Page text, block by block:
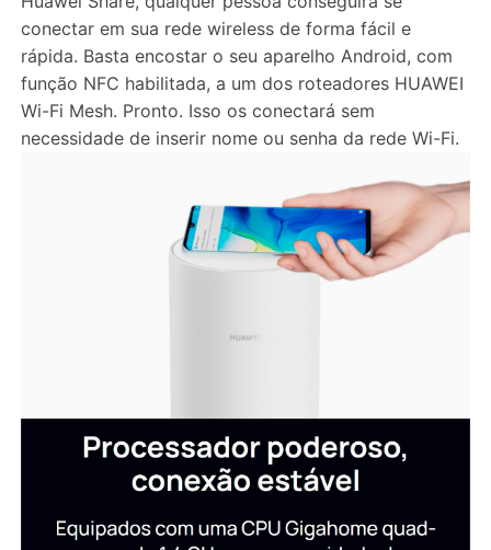
conectar em sua rede wireless de forma fácil e
rápida. Basta encostar o seu aparelho Android, com
função NFC habilitada, a um dos roteadores HUAWEI
Wi-Fi Mesh. Pronto. Isso os conectará sem
necessidade de inserir nome ou senha da rede Wi-Fi.